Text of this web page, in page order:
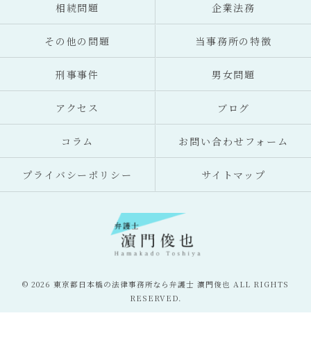
相続問題 企業法務
その他の問題 当事務所の特徴
刑事事件 男女問題
アクセス ブログ
コラム お問い合わせフォーム
プライバシーポリシー サイトマップ
© 2026 東京都日本橋の法律事務所なら弁護士 濵門俊也 ALL RIGHTS
RESERVED.